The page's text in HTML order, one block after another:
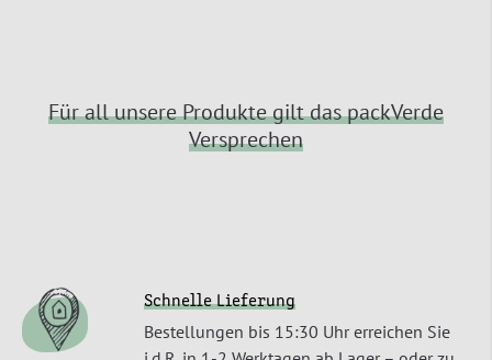
Für all unsere Produkte gilt das packVerde
Versprechen
Schnelle Lieferung
Bestellungen bis 15:30 Uhr erreichen Sie